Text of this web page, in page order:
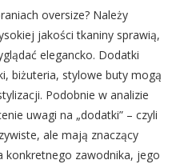
oversize? Należy
jakości tkaniny sprawią,
elegancko. Dodatki
biżuteria, stylowe buty mogą
Podobnie w analizie
uwagi na „dodatki” – czyli
ale mają znaczący
konkretnego zawodnika, jego